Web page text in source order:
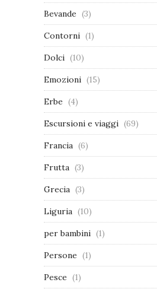
Bevande (3)
Contorni (1)
Dolci (10)
Emozioni (15)
Erbe (4)
Escursioni e viaggi (69)
Francia (6)
Frutta (3)
Grecia (3)
Liguria (10)
per bambini (1)
Persone (1)
Pesce (1)